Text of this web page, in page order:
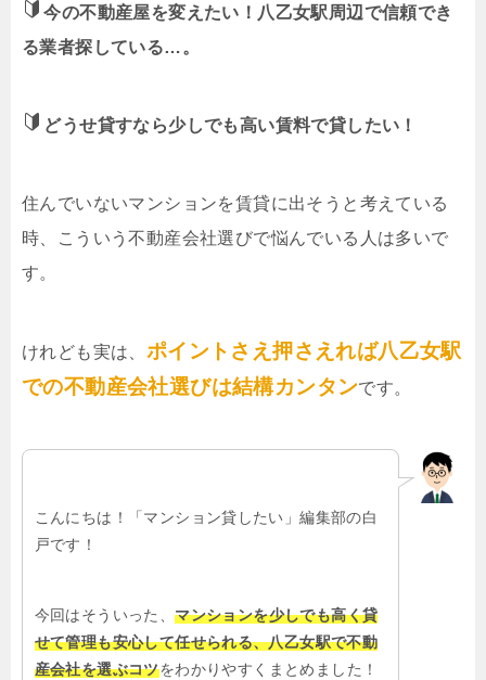
今の不動産屋を変えたい！八乙女駅周辺で信頼でき
る業者探している…。
どうせ貸すなら少しでも高い賃料で貸したい！
住んでいないマンションを賃貸に出そうと考えている
時、こういう不動産会社選びで悩んでいる人は多いで
す。
けれども実は、 ポイントさえ押さえれば八乙女駅
での不動産会社選びは結構カンタンです。
こんにちは！「マンション貸したい」編集部の白
戸です！
今回はそういった、マンションを少しでも高く貸
せて管理も安心して任せられる、八乙女駅で不動
産会社を選ぶコツをわかりやすくまとめました！